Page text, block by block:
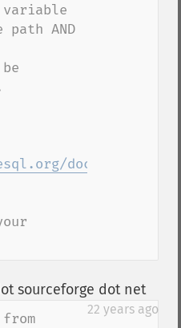
variable
AND
docs/9.6/
sourceforge dot net¶
22 years ago